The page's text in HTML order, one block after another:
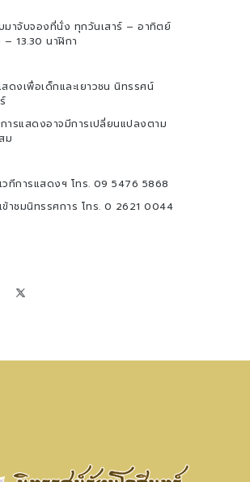
มาจับจองที่นั่ง ทุกวันเสาร์ – อาทิตย์
– 13.30 นาฬิกา
ดงเพื่อเด็กและเยาวชน นิทรรศน์
ารแสดงอาจมีการเปลี่ยนแปลงตาม
ม
ทีการแสดงฯ โทร. 09 5476 5868
าชมนิทรรศการ โทร. 0 2621 0044